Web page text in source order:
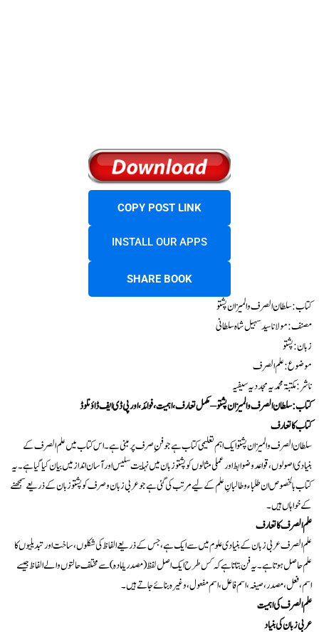
COPY POST LINK
INSTALL OUR APPS
SHARE BOOK
کتاب : سلطان الصرف والميزان پشتو
مصنف: مولانا سید سہیل شاہ سلطانی
زبان: پشتو
موضوع: علم الصرف
ناشر: مکتبۃ محمدیہ مجددیہ سیفیہ
کتاب: سلطان الصرف والميزان پشتو – مکمل تعارف، اہمیت، فوائد، اور پی ڈی ایف ڈاؤنلوڈ
کتاب کا تعارف
سلطان الصرف والميزان پشتو ایک اہم تعلیمی کتاب ہے جو فنِ صرف پر مبنی ہے۔ اس کتاب میں علم الصرف کے
بنیادی اصولوں، قواعد و ضوابط اور عملی مثالوں کو پشتو زبان میں نہایت سلیس اور آسان انداز میں بیان کیا گیا ہے۔ یہ
کتاب بالخصوص ان طلباء و طالبانِ علم کے لیے مرتب کی گئی ہے جو عربی زبان و صرف کو پشتو زبان کے ذریعے سمجھنے
کے خواہاں ہیں۔
علم الصرف کا تعارف
علم الصرف عربی زبان کے بنیادی علوم میں سے ایک ہے، جس کے ذریعے الفاظ کی شکلوں، ساخت اور تبدیلیوں کا
علم حاصل ہوتا ہے۔ یہ فن بتاتا ہے کہ کس طرح ایک اصل لفظ (مصدر یا مادہ) سے مختلف حالتوں والے الفاظ جیسے
اسم، فعل، مصدر، صیغہ، اسم فاعل، اسم مفعول، وغیرہ بنائے جاتے ہیں۔
علم الصرف کی اہمیت
عربی زبان کی بنیاد